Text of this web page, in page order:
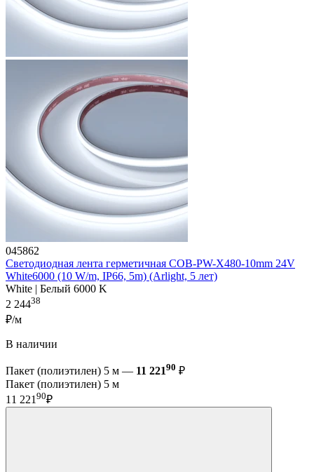
045862
Светодиодная лента герметичная COB-PW-X480-10mm 24V
White6000 (10 W/m, IP66, 5m) (Arlight, 5 лет)
White | Белый 6000 K
2 24438
₽/м
В наличии
Пакет (полиэтилен) 5 м — 11 22190 ₽
Пакет (полиэтилен) 5 м
11 221 90₽